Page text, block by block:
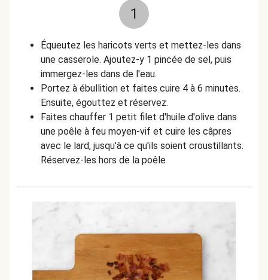
1
Équeutez les haricots verts et mettez-les dans
une casserole. Ajoutez-y 1 pincée de sel, puis
immergez-les dans de l'eau.
Portez à ébullition et faites cuire 4 à 6 minutes.
Ensuite, égouttez et réservez.
Faites chauffer 1 petit filet d'huile d'olive dans
une poêle à feu moyen-vif et cuire les câpres
avec le lard, jusqu'à ce qu'ils soient croustillants.
Réservez-les hors de la poêle